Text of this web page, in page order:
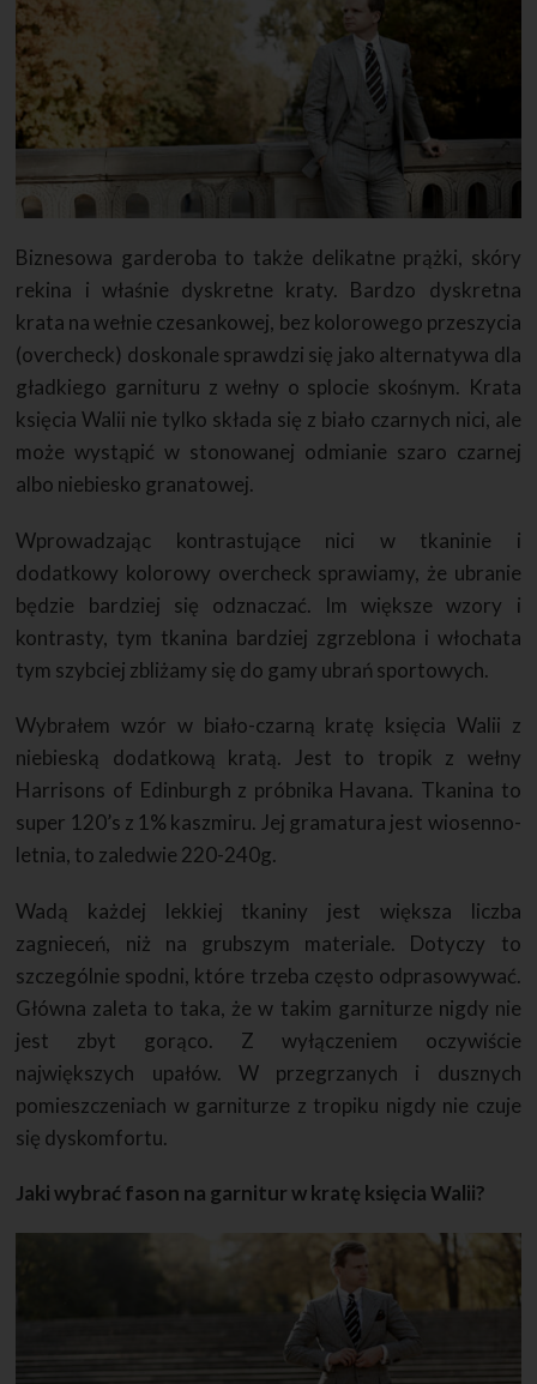
Biznesowa garderoba to także delikatne prążki, skóry
rekina i właśnie dyskretne kraty. Bardzo dyskretna
krata na wełnie czesankowej, bez kolorowego przeszycia
(overcheck) doskonale sprawdzi się jako alternatywa dla
gładkiego garnituru z wełny o splocie skośnym. Krata
księcia Walii nie tylko składa się z biało czarnych nici, ale
może wystąpić w stonowanej odmianie szaro czarnej
albo niebiesko granatowej.
Wprowadzając kontrastujące nici w tkaninie i
dodatkowy kolorowy overcheck sprawiamy, że ubranie
będzie bardziej się odznaczać. Im większe wzory i
kontrasty, tym tkanina bardziej zgrzeblona i włochata
tym szybciej zbliżamy się do gamy ubrań sportowych.
Wybrałem wzór w biało-czarną kratę księcia Walii z
niebieską dodatkową kratą. Jest to tropik z wełny
Harrisons of Edinburgh z próbnika Havana. Tkanina to
super 120’s z 1% kaszmiru. Jej gramatura jest wiosenno-
letnia, to zaledwie 220-240g.
Wadą każdej lekkiej tkaniny jest większa liczba
zagnieceń, niż na grubszym materiale. Dotyczy to
szczególnie spodni, które trzeba często odprasowywać.
Główna zaleta to taka, że w takim garniturze nigdy nie
jest zbyt gorąco. Z wyłączeniem oczywiście
największych upałów. W przegrzanych i dusznych
pomieszczeniach w garniturze z tropiku nigdy nie czuje
się dyskomfortu.
Jaki wybrać fason na garnitur w kratę księcia Walii?